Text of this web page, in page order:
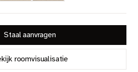
Staal aanvragen
roomvisualisatie